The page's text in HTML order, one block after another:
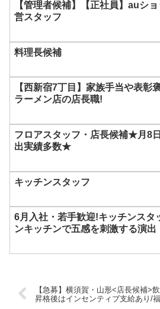
は
の
に
て
く
だ
さ
。
【管理者候補】【正社員】auシ
営スタッフ
料理長候補
【西新宿7丁目】家族手当や表
ラーメン店の店長職!
フロアスタッフ・店長候補★月8
出実績多数★
キッチンスタッフ
6月入社・若手歓迎!キッチンスタ
ンキッチンで五感を刺激する演出
【急募】横須賀・山形<店長候補>
昇格後はインセンティブ支給あり/